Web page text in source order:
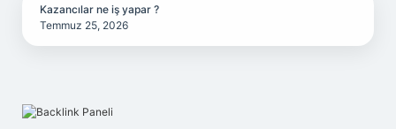
Kazancılar ne iş yapar ?
Temmuz 25, 2026